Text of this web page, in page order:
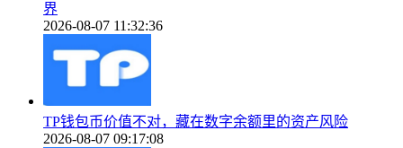
界
2026-08-07 11:32:36
TP钱包币价值不对，藏在数字余额里的资产风险
2026-08-07 09:17:08